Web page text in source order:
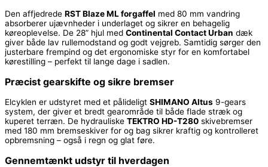
Den affjedrede RST Blaze ML forgaffel med 80 mm vandring
absorberer ujævnheder i underlaget og sikrer en behagelig
køreoplevelse. De 28” hjul med Continental Contact Urban dæk
giver både lav rullemodstand og godt vejgreb. Samtidig sørger den
justerbare frempind og det ergonomiske styr for en komfortabel
kørestilling – perfekt til lange dage i sadlen.
Præcist gearskifte og sikre bremser
Elcyklen er udstyret med et pålideligt SHIMANO Altus 9-gears
system, der giver et bredt gearområde til både flade stræk og
kuperet terræn. De hydrauliske TEKTRO HD-T280 skivebremser
med 180 mm bremseskiver for og bag sikrer kraftig og kontrolleret
opbremsning – også i regn og glat føre.
Gennemtænkt udstyr til hverdagen